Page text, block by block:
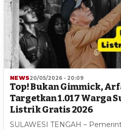
NEWS20/05/2026 - 20:09
Top! Bukan Gimmick,
Targetkan 1.017 Warga
Listrik Gratis 2026
SULAWESI TENGAH –